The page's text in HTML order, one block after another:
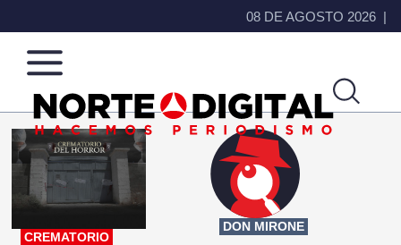
08 DE AGOSTO 2026
Norte
de
Ciudad
Más
que
noticias,
hacemos periodismo
CREMATORIO
DON MIRONE